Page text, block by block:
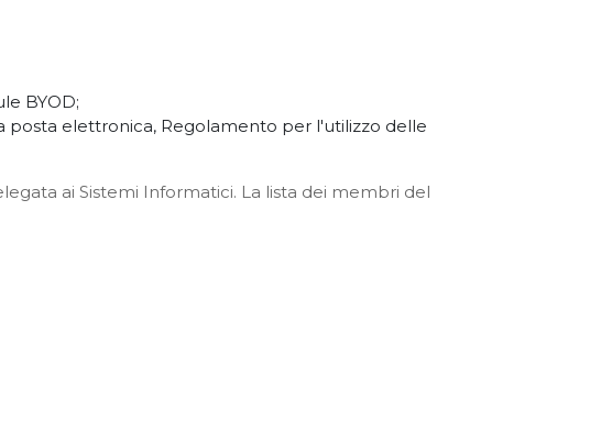
BYOD;
elettronica, Regolamento per l'utilizzo delle
ai Sistemi Informatici. La lista dei membri del